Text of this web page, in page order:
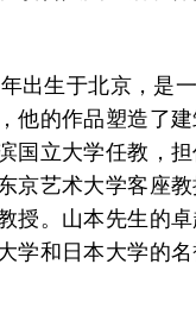
出生于北京，是
他的作品塑造了
国立大学任教，
京艺术大学客座
授。山本先生的
学和日本大学的